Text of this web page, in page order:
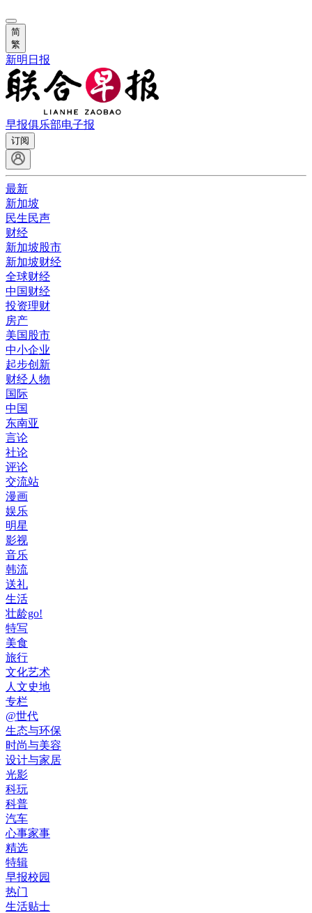
简
繁
新明日报
早报俱乐部电子报
订阅
最新
新加坡
民生民声
财经
新加坡股市
新加坡财经
全球财经
中国财经
投资理财
房产
美国股市
中小企业
起步创新
财经人物
国际
中国
东南亚
言论
社论
评论
交流站
漫画
娱乐
明星
影视
音乐
韩流
送礼
生活
壮龄go!
特写
美食
旅行
文化艺术
人文史地
专栏
@世代
生态与环保
时尚与美容
设计与家居
光影
科玩
科普
汽车
心事家事
精选
特辑
早报校园
热门
生活贴士